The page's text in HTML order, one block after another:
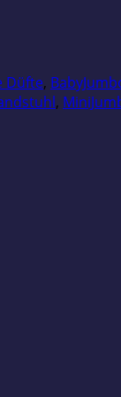
Düfte,
,